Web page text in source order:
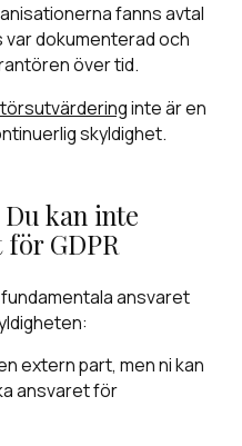
fanns avtal
var dokumenterad och
över tid.
inte är en
skyldighet.
kan inte
GDPR
ansvaret
extern part, men ni kan
ansvaret för